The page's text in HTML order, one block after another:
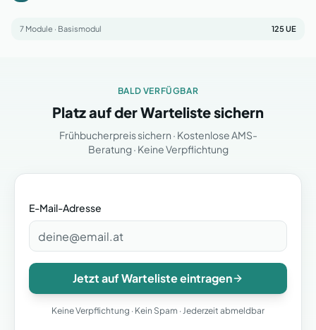
Patientenkommunikation
Befundschreibung nach Diktat
7 Module · Basismodul 125UE
BALD VERFÜGBAR
Platz auf der Warteliste sichern
Frühbucherpreis sichern · Kostenlose AMS-
Beratung · Keine Verpflichtung
E-Mail-Adresse
Jetzt auf Warteliste eintragen
Keine Verpflichtung · Kein Spam · Jederzeit abmeldbar